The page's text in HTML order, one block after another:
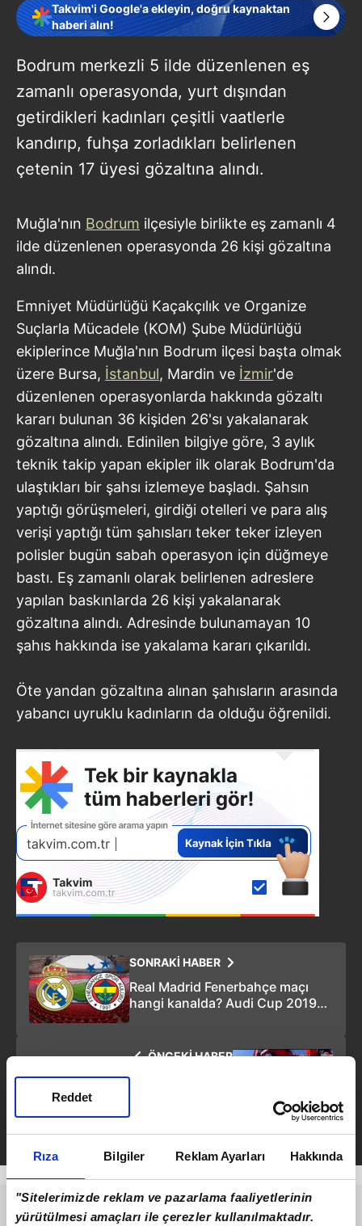
Rıza Bilgiler Reklam Ayarları Hakkında
"Sitelerimizde reklam ve pazarlama faaliyetlerinin
yürütülmesi amaçları ile çerezler kullanılmaktadır.
Reddet
Takvim'i Google'a ekleyin, doğru kaynaktan
haberi alın!
Bodrum merkezli 5 ilde düzenlenen eş
zamanlı operasyonda, yurt dışından
getirdikleri kadınları çeşitli vaatlerle
kandırıp, fuhşa zorladıkları belirlenen
çetenin 17 üyesi gözaltına alındı.
Muğla'nın Bodrum ilçesiyle birlikte eş zamanlı 4
ilde düzenlenen operasyonda 26 kişi gözaltına
alındı.
Emniyet Müdürlüğü Kaçakçılık ve Organize
Suçlarla Mücadele (KOM) Şube Müdürlüğü
ekiplerince Muğla'nın Bodrum ilçesi başta olmak
üzere Bursa, İstanbul, Mardin ve İzmir'de
düzenlenen operasyonlarda hakkında gözaltı
kararı bulunan 36 kişiden 26'sı yakalanarak
gözaltına alındı. Edinilen bilgiye göre, 3 aylık
teknik takip yapan ekipler ilk olarak Bodrum'da
ulaştıkları bir şahsı izlemeye başladı. Şahsın
yaptığı görüşmeleri, girdiği otelleri ve para alış
verişi yaptığı tüm şahısları teker teker izleyen
polisler bugün sabah operasyon için düğmeye
bastı. Eş zamanlı olarak belirlenen adreslere
yapılan baskınlarda 26 kişi yakalanarak
gözaltına alındı. Adresinde bulunamayan 10
şahıs hakkında ise yakalama kararı çıkarıldı.
Öte yandan gözaltına alınan şahısların arasında
yabancı uyruklu kadınların da olduğu öğrenildi.
SONRAKİ HABER
Real Madrid Fenerbahçe maçı
hangi kanalda? Audi Cup 2019
ÖNCEKİ HABER
Son dakika: Dış ticaret açığı